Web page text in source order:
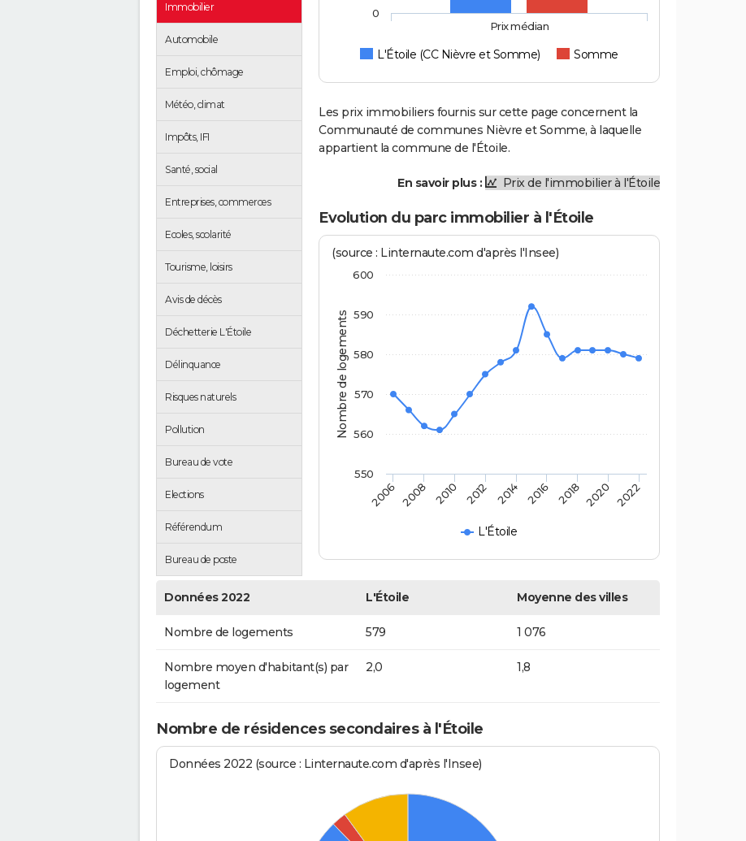
Immobilier
Automobile
Emploi, chômage
Météo, climat
Impôts, IFI
Santé, social
Entreprises, commerces
Ecoles, scolarité
Tourisme, loisirs
Avis de décès
Déchetterie L'Étoile
Délinquance
Risques naturels
Pollution
Bureau de vote
Elections
Référendum
Bureau de poste
L'Étoile (CC Nièvre et Somme) Somme
Prix médian
0
Les prix immobiliers fournis sur cette page concernent la
Communauté de communes Nièvre et Somme, à laquelle
appartient la commune de l'Étoile.
En savoir plus : Prix de l'immobilier à l'Étoile
Evolution du parc immobilier à l'Étoile
Nombre de logements
(source : Linternaute.com d'après l'Insee)
L'Étoile
2006 2008 2010 2012 2014 2016 2018 2020 2022
550
560
570
580
590
600
Données 2022 L'Étoile Moyenne des villes
Nombre de logements 579 1 076
Nombre moyen d'habitant(s) par
logement
2,0 1,8
Nombre de résidences secondaires à l'Étoile
Données 2022 (source : Linternaute.com d'après l'Insee)